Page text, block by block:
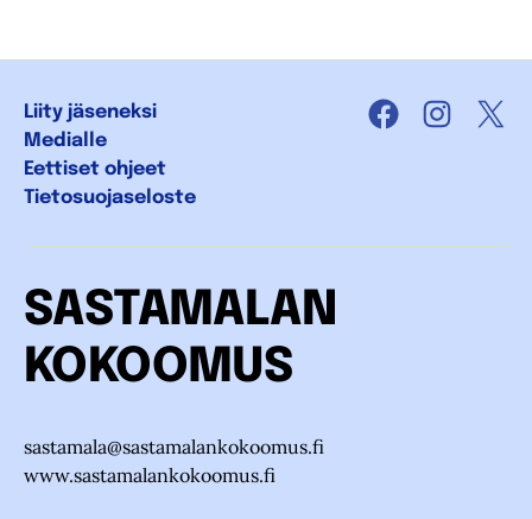
Liity jäseneksi
Medialle
Eettiset ohjeet
Tietosuojaseloste
Facebook X
SASTAMALAN
KOKOOMUS
sastamala@sastamalankokoomus.fi
www.sastamalankokoomus.fi